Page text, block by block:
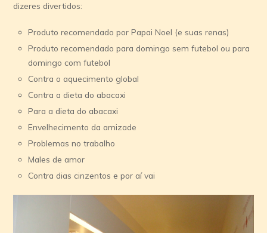
dizeres divertidos:
Produto recomendado por Papai Noel (e suas renas)
Produto recomendado para domingo sem futebol ou para
domingo com futebol
Contra o aquecimento global
Contra a dieta do abacaxi
Para a dieta do abacaxi
Envelhecimento da amizade
Problemas no trabalho
Males de amor
Contra dias cinzentos e por aí­ vai